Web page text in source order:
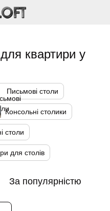
квартири у
Письмові столи
Консольні столики
столи
для столів
За популярністю